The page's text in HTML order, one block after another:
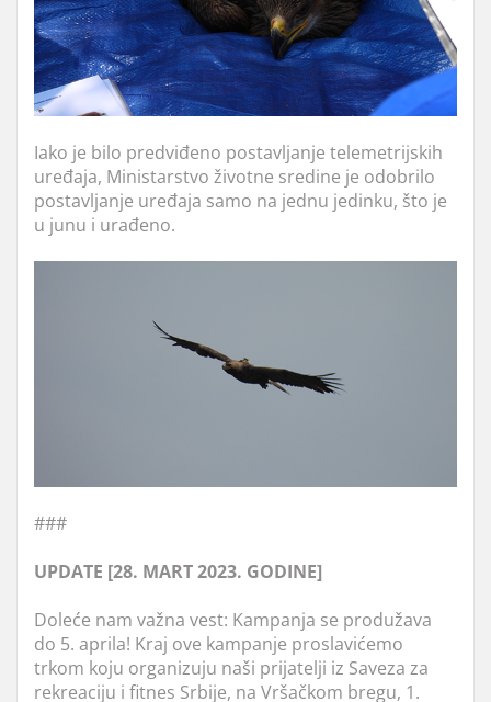
Iako je bilo predviđeno postavljanje telemetrijskih
uređaja, Ministarstvo životne sredine je odobrilo
postavljanje uređaja samo na jednu jedinku, što je
u junu i urađeno.
###
UPDATE [28. MART 2023. GODINE]
Doleće nam važna vest: Kampanja se produžava
do 5. aprila! Kraj ove kampanje proslavićemo
trkom koju organizuju naši prijatelji iz Saveza za
rekreaciju i fitnes Srbije, na Vršačkom bregu, 1.